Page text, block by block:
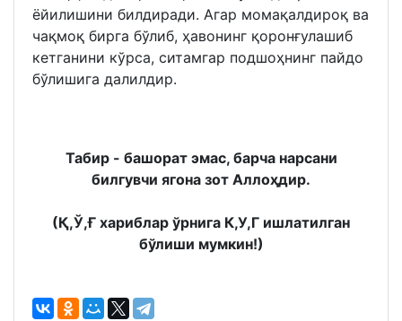
ёйилишини билдиради. Агар момақалдироқ ва
чақмоқ бирга бўлиб, ҳавонинг қоронғулашиб
кетганини кўрса, ситамгар подшоҳнинг пайдо
бўлишига далилдир.
Табир - башорат эмас, барча нарсани
билгувчи ягона зот Аллоҳдир.
(Қ,Ў,Ғ хариблар ўрнига К,У,Г ишлатилган
бўлиши мумкин!)